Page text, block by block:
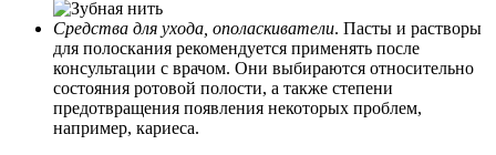
Средства для ухода, ополаскиватели. Пасты и растворы
для полоскания рекомендуется применять после
консультации с врачом. Они выбираются относительно
состояния ротовой полости, а также степени
предотвращения появления некоторых проблем,
например, кариеса.